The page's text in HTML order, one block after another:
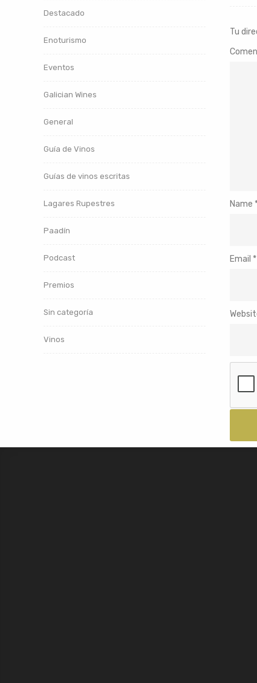
Tu
Name
Email *
Destacado
Enoturismo
Eventos
Galician Wines
General
Guía de Vinos
Guías de vinos escritas
Lagares Rupestres
Paadín
Podcast
Premios
Sin categoría
Vinos